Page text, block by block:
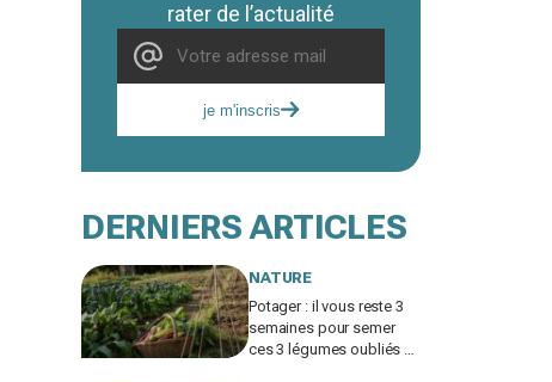
rater de l’actualité
je m'inscris
DERNIERS ARTICLES
NATURE
Potager : il vous reste 3
semaines pour semer
ces 3 légumes oubliés et